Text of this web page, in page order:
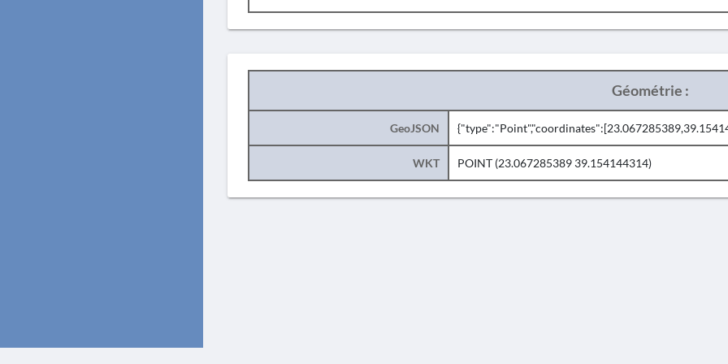
Géométrie :
GeoJSON
WKT POINT (23.067285389 39.154144314)